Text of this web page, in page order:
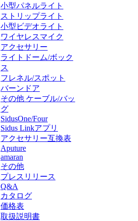
小型パネルライト
ストリップライト
小型ビデオライト
ワイヤレスマイク
アクセサリー
ライトドーム/ボック
ス
フレネル/スポット
バーンドア
その他 ケーブル/バッ
グ
SidusOne/Four
Sidus Linkアプリ
アクセサリー互換表
Aputure
amaran
その他
プレスリリース
Q&A
カタログ
価格表
取扱説明書